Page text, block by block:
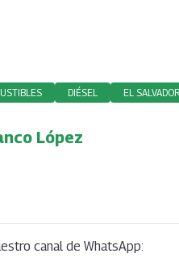
DIÉSEL EL SALVADOR
López
canal de WhatsApp: